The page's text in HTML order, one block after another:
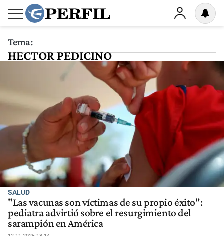
Tema:
HECTOR PEDICINO
SALUD
"Las vacunas son víctimas de su propio éxito":
pediatra advirtió sobre el resurgimiento del
sarampión en América